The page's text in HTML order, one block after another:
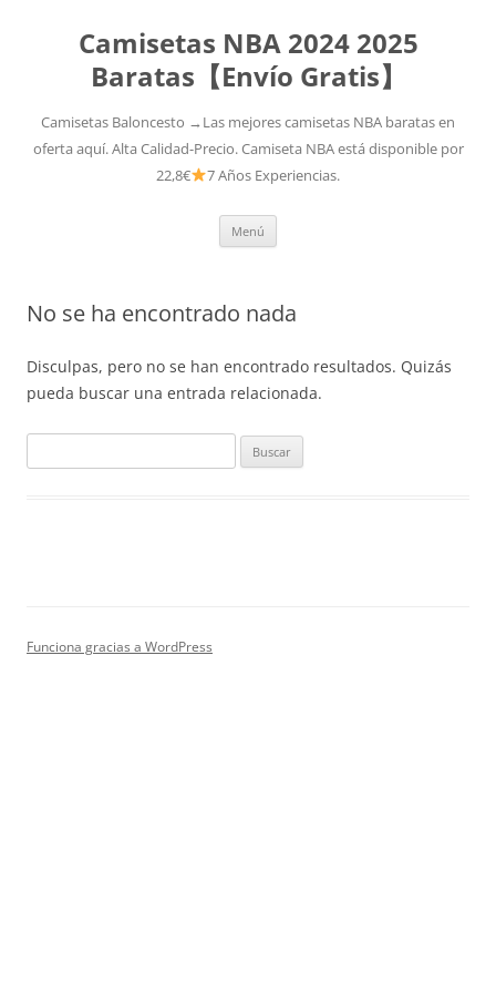
Camisetas NBA 2024 2025
Baratas【Envío Gratis】
Camisetas Baloncesto →Las mejores camisetas NBA baratas en
oferta aquí. Alta Calidad-Precio. Camiseta NBA está disponible por
22,8€
7 Años Experiencias.
Menú
No se ha encontrado nada
Disculpas, pero no se han encontrado resultados. Quizás
pueda buscar una entrada relacionada.
Funciona gracias a WordPress